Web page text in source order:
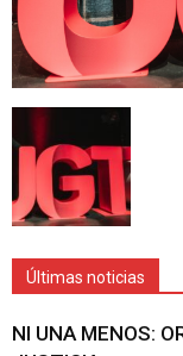
Últimas noticias
NI UNA MENOS: